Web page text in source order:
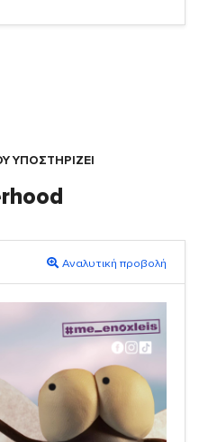
ΥΠΟΣΤΗΡΙΖΕΙ
Αναλυτική προβολή